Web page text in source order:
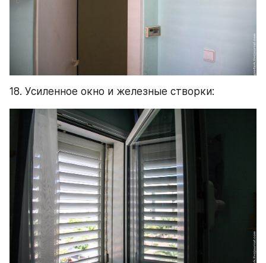
18. Усиленное окно и железные створки: